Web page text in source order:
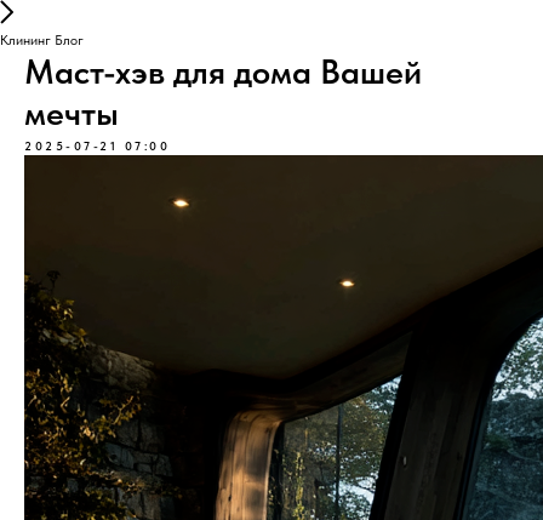
Клининг Блог
Маст-хэв для дома Вашей
мечты
2025-07-21 07:00